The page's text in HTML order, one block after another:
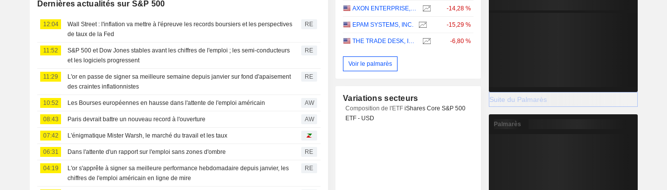
Dernières actualités sur S&P 500
12:04
Wall Street : l'inflation va mettre à l'épreuve les records boursiers et les perspectives
de taux de la Fed
RE
11:52
S&P 500 et Dow Jones stables avant les chiffres de l'emploi ; les semi-conducteurs
et les logiciels progressent
RE
11:29
L'or en passe de signer sa meilleure semaine depuis janvier sur fond d'apaisement
des craintes inflationnistes
RE
10:52 Les Bourses européennes en hausse dans l'attente de l'emploi américain AW
08:43 Paris devrait battre un nouveau record à l'ouverture AW
07:42 L'énigmatique Mister Warsh, le marché du travail et les taux
06:31 Dans l'attente d'un rapport sur l'emploi sans zones d'ombre RE
04:19
L'or s'apprête à signer sa meilleure performance hebdomadaire depuis janvier, les
chiffres de l'emploi américain en ligne de mire
RE
AXON ENTERPRISE, INC. -14,28 %
EPAM SYSTEMS, INC. -15,29 %
THE TRADE DESK, INC. -6,80 %
Voir le palmarès
Variations secteurs
Composition de l'ETFiShares Core S&P 500
ETF - USD
Suite du Palmarès
Palmarès